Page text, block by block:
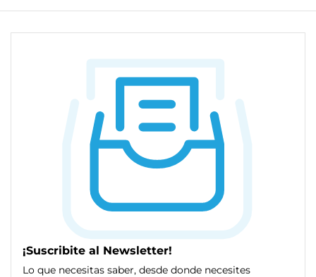
¡Suscribite al Newsletter!
Lo que necesitas saber, desde donde necesites